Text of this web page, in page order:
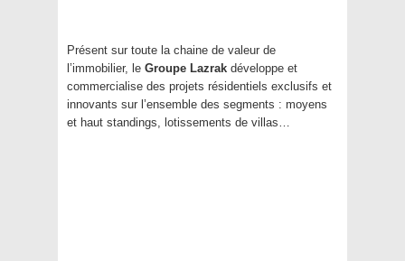
Présent sur toute la chaine de valeur de
l’immobilier, le Groupe Lazrak développe et
commercialise des projets résidentiels exclusifs et
innovants sur l’ensemble des segments : moyens
et haut standings, lotissements de villas…